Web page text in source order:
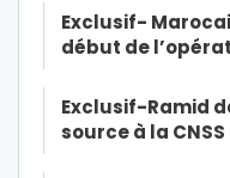
Exclusif-
début de
Exclusif-Ramid
source à la